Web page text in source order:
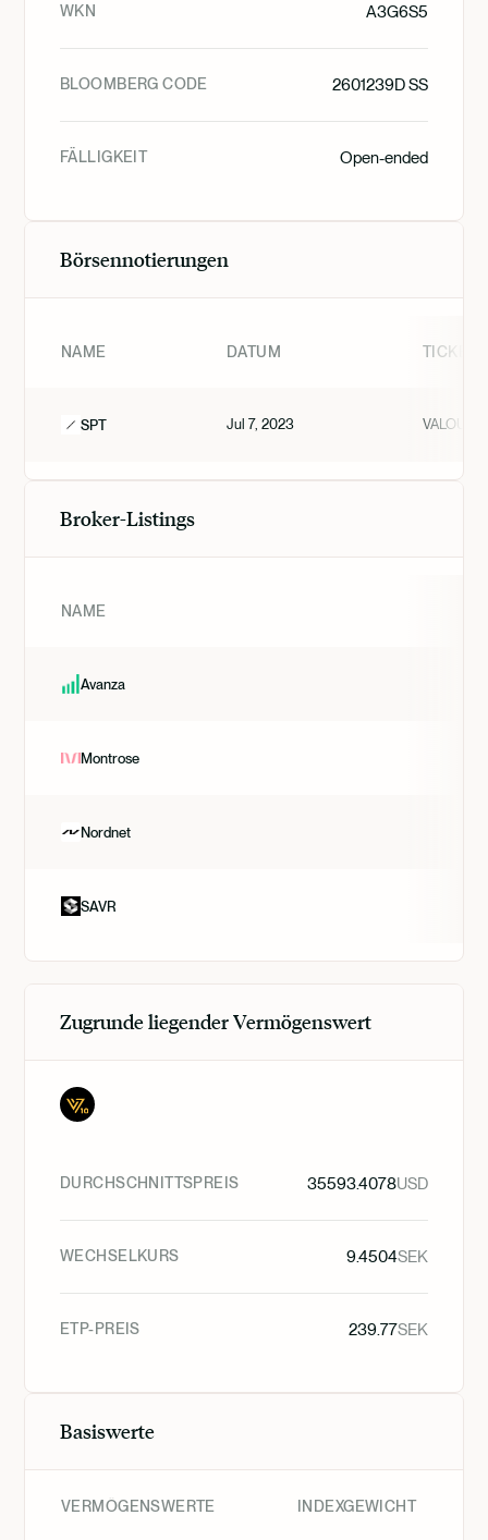
WKN A3G6S5
BLOOMBERG CODE 2601239D SS
FÄLLIGKEIT Open-ended
Börsennotierungen
NAME DATUM TICKER
SPT Jul 7, 2023 VALOUR
Broker-Listings
NAME
Avanza
Montrose
Nordnet
SAVR
Zugrunde liegender Vermögenswert
DURCHSCHNITTSPREIS 35593.4078USD
WECHSELKURS 9.4504SEK
ETP-PREIS 239.77SEK
Basiswerte
VERMÖGENSWERTE INDEXGEWICHT